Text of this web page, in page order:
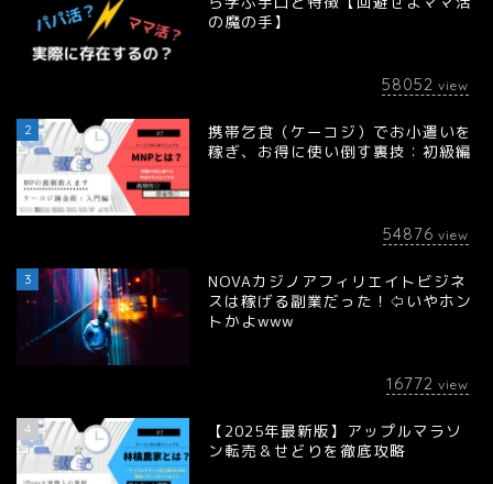
の魔の手】
58052 view
2
携帯乞食（ケーコジ）でお小遣いを
稼ぎ、お得に使い倒す裏技：初級編
54876 view
3
NOVAカジノアフィリエイトビジネ
スは稼げる副業だった！⇦いやホン
トかよwww
16772 view
4
【2025年最新版】アップルマラソ
ン転売＆せどりを徹底攻略